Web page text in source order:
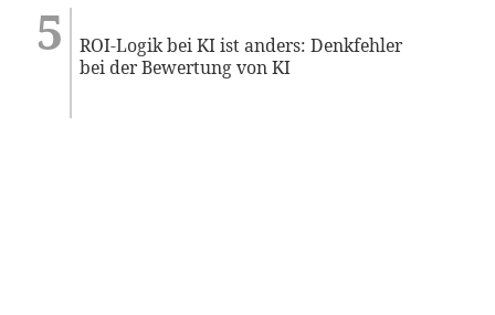
ROI-Logik bei KI ist anders: Denkfehler
bei der Bewertung von KI